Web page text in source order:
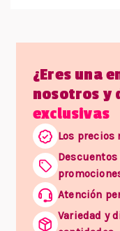
¿Eres una
nosotros y
exclusivas
Los
Atención
Variedad y